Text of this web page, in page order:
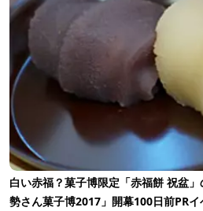
白い赤福？菓子博限定「赤福餅 祝盆」の白
勢さん菓子博2017」開幕100日前PRイ